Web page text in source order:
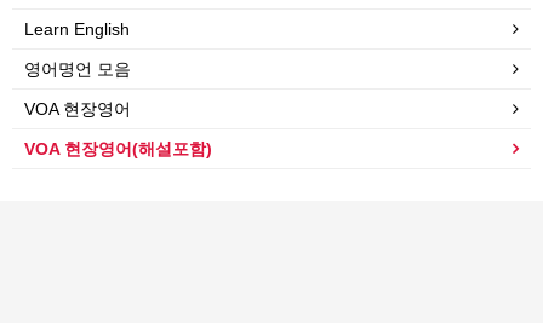
Learn English
영어명언 모음
VOA 현장영어
VOA 현장영어(해설포함)